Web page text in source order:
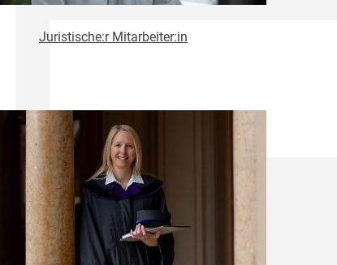
Juristische:r Mitarbeiter:in